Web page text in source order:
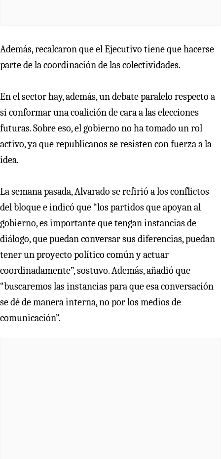
Además, recalcaron que el Ejecutivo tiene que hacerse
parte de la coordinación de las colectividades.
En el sector hay, además, un debate paralelo respecto a
si conformar una coalición de cara a las elecciones
futuras. Sobre eso, el gobierno no ha tomado un rol
activo, ya que republicanos se resisten con fuerza a la
idea.
La semana pasada, Alvarado se refirió a los conflictos
del bloque e indicó que “los partidos que apoyan al
gobierno, es importante que tengan instancias de
diálogo, que puedan conversar sus diferencias, puedan
tener un proyecto político común y actuar
coordinadamente”, sostuvo. Además, añadió que
“buscaremos las instancias para que esa conversación
se dé de manera interna, no por los medios de
comunicación”.